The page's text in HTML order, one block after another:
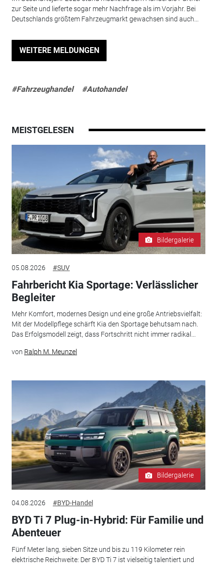
zur Seite und lieferte sogar mehr Nachfrage als im Vorjahr. Bei
Deutschlands größtem Fahrzeugmarkt gewachsen sind auch...
WEITERE MELDUNGEN
#Fahrzeughandel #Autohandel
MEISTGELESEN
Bildergalerie
05.08.2026 #SUV
Fahrbericht Kia Sportage: Verlässlicher
Begleiter
Mehr Komfort, modernes Design und eine große Antriebsvielfalt:
Mit der Modellpflege schärft Kia den Sportage behutsam nach.
Das Erfolgsmodell zeigt, dass Fortschritt nicht immer radikal...
von Ralph M. Meunzel
Bildergalerie
04.08.2026 #BYD-Handel
BYD Ti 7 Plug-in-Hybrid: Für Familie und
Abenteuer
Fünf Meter lang, sieben Sitze und bis zu 119 Kilometer rein
elektrische Reichweite: Der BYD Ti 7 ist vielseitig talentiert und